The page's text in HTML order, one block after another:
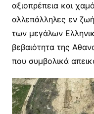
αξιοπρέπεια και
αλλεπάλληλες εν
των μεγάλων
βεβαιότητα της
που συμβολικά